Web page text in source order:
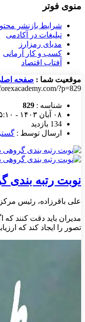
منوی فوتر
شرایط بازنشر
تبلیغات در آکادمی
مدیای رمزارز
کسب و کار آرمانی
آفتاب اقتصاد
موقعیت شما : صفحه
?p=829
شناسه : 829
۰۸ آبان ۱۴۰۳ - ۱۵:۱۰
134 بازدید
ارسال توسط :
نوبت رتبه بندی
علی باقرزاده، رئیس مرکز
مدیران باید دقت کنند که
تصور را ایجاد کند که